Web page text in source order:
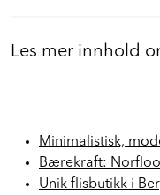
Les mer innhold
Minimalistisk,
Bærekraft:
Unik flisbutikk i